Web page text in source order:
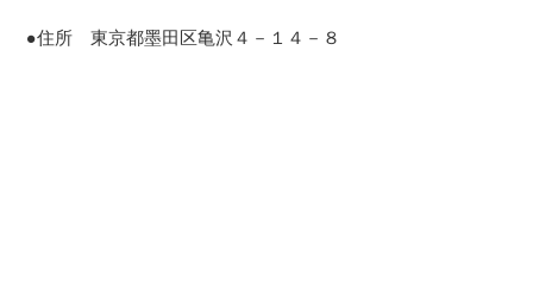
●住所 東京都墨田区亀沢４－１４－８